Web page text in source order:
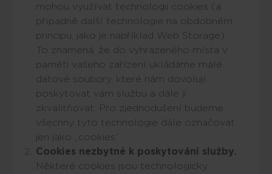
mohou využívat technologii cookies (a
případně další technologie na obdobném
principu, jako je například Web Storage).
To znamená, že do vyhrazeného místa v
paměti vašeho zařízení ukládáme malé
datové soubory, které nám dovolují
poskytovat vám službu a dále ji
zkvalitňovat. Pro zjednodušení budeme
všechny tyto technologie dále označovat
jen jako „cookies“.
Cookies nezbytné k poskytování služby.
Některé cookies jsou technologicky